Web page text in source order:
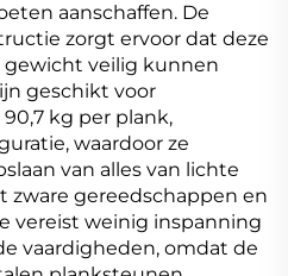
aanschaffen. De
zorgt ervoor dat deze
gewicht veilig kunnen
geschikt voor
kg per plank,
waardoor ze
van alles van lichte
zware gereedschappen en
vereist weinig inspanning
vaardigheden, omdat de